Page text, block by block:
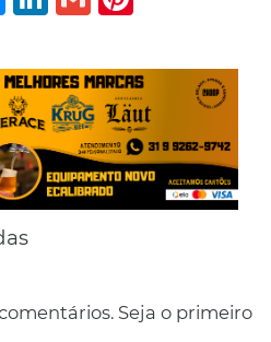
Seja o primeiro